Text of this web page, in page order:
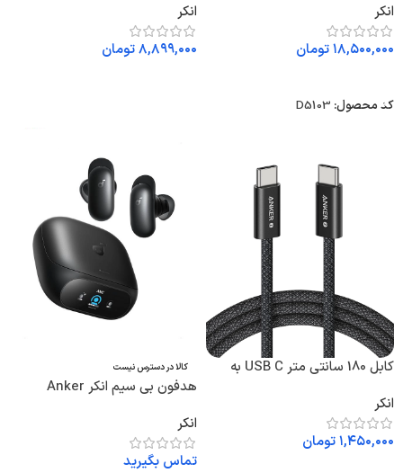
D5103
انکر
۱۸,۵۰۰,۰۰۰تومان
کد محصول: D5103
A7852
انکر
۸,۸۹۹,۰۰۰تومان
کابل 180 سانتی متر USB C به
To USB C 180cm Cable A8060
انکر
۱,۴۵۰,۰۰۰تومان
کالا در دسترس نیست
هدفون بی سیم انکر Anker
D1203
انکر
تماس بگیرید